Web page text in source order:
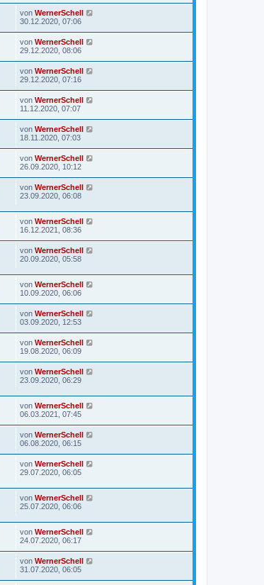
von WernerSchell
30.12.2020, 07:06
von WernerSchell
29.12.2020, 08:06
von WernerSchell
29.12.2020, 07:16
von WernerSchell
11.12.2020, 07:07
von WernerSchell
18.11.2020, 07:03
von WernerSchell
26.09.2020, 10:12
von WernerSchell
23.09.2020, 06:08
von WernerSchell
16.12.2021, 08:36
von WernerSchell
20.09.2020, 05:58
von WernerSchell
10.09.2020, 06:06
von WernerSchell
03.09.2020, 12:53
von WernerSchell
19.08.2020, 06:09
von WernerSchell
23.09.2020, 06:29
von WernerSchell
06.03.2021, 07:45
von WernerSchell
06.08.2020, 06:15
von WernerSchell
29.07.2020, 06:05
von WernerSchell
25.07.2020, 06:06
von WernerSchell
24.07.2020, 06:17
von WernerSchell
31.07.2020, 06:05